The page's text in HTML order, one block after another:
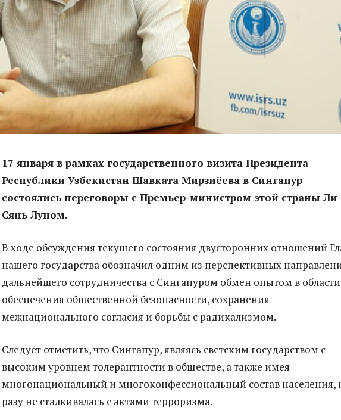
17 января в рамках государственного визита Президента
Республики Узбекистан Шавката Мирзиёева в Сингапур
состоялись переговоры с Премьер-министром этой страны Ли
Сянь Луном.
В ходе обсуждения текущего состояния двусторонних отношений
нашего государства обозначил одним из перспективных
дальнейшего сотрудничества с Сингапуром обмен опытом в области
обеспечения общественной безопасности, сохранения
межнационального согласия и борьбы с радикализмом.
Следует отметить, что Сингапур, являясь светским государством с
высоким уровнем толерантности в обществе, а также имея
многонациональный и многоконфессиональный состав населения,
разу не сталкивалась с актами терроризма.